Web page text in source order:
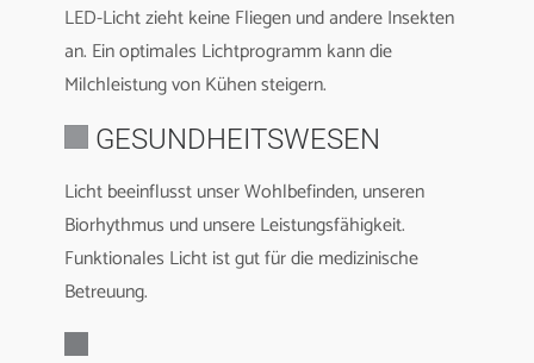
LED-Licht zieht keine Fliegen und andere Insekten
an. Ein optimales Lichtprogramm kann die
Milchleistung von Kühen steigern.
GESUNDHEITSWESEN
Licht beeinflusst unser Wohlbefinden, unseren
Biorhythmus und unsere Leistungsfähigkeit.
Funktionales Licht ist gut für die medizinische
Betreuung.